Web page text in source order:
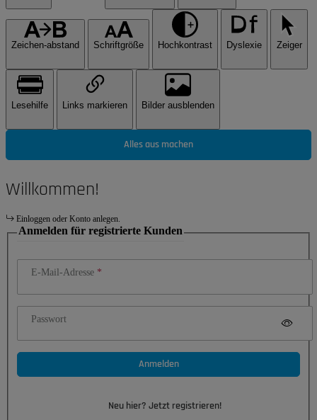
Zeichen-abstand Schriftgröße Hochkontrast Dyslexie Zeiger
Lesehilfe Links markieren Bilder ausblenden
Alles aus machen
Willkommen!
Einloggen oder Konto anlegen.
Anmelden für registrierte Kunden
E-Mail-Adresse
Passwort
Anmelden
Neu hier? Jetzt registrieren!